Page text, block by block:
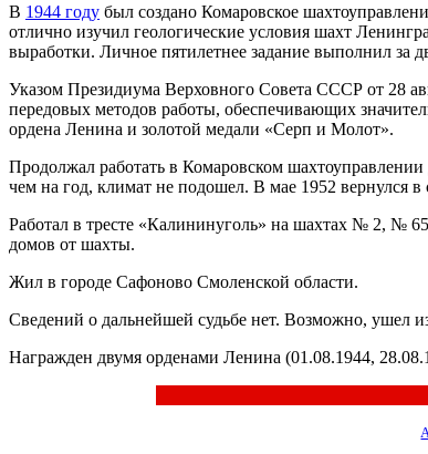
В 1944 году был создано Комаровское
отлично изучил геологические условия шахт
выработки. Личное пятилетнее задание выполнил за
Указом Президиума Верховного Совета СССР от 28
передовых методов работы, обеспечивающих
ордена Ленина и золотой медали «Серп и Молот».
Продолжал работать в Комаровском шахтоуправлении
чем на год, климат не подошел. В мае 1952 вернулся
Работал в тресте «Калининуголь» на шахтах № 2, №
домов от шахты.
Жил в городе Сафоново Смоленской области.
Сведений о дальнейшей судьбе нет. Возможно, ушел
Награжден двумя орденами Ленина (01.08.1944,